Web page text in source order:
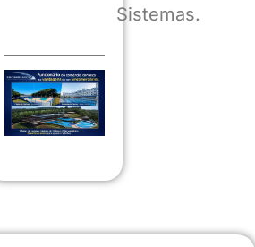
Sistemas.